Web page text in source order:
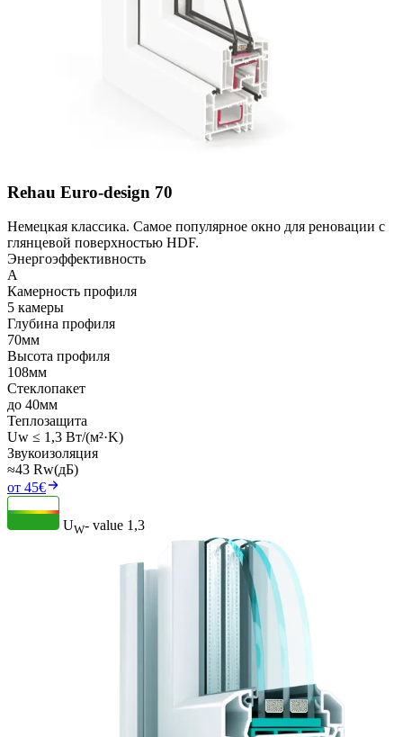
Rehau Euro-design 70
Немецкая классика. Самое популярное окно для реновации с
глянцевой поверхностью HDF.
Энергоэффективность
A
Камерность профиля
5 камеры
Глубина профиля
70мм
Высота профиля
108мм
Стеклопакет
до 40мм
Теплозащита
Uw ≤ 1,3 Вт/(м²·K)
Звукоизоляция
≈43 Rw(дБ)
от 45€
UW- value 1,3